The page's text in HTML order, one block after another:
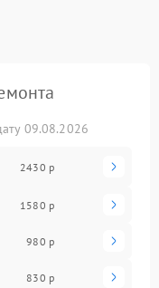
09.08.2026
2430 р
1580 р
980 р
830 р